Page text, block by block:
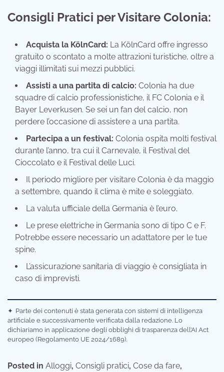
Consigli Pratici per Visitare Colonia:
Acquista la KölnCard: La KölnCard offre ingresso
gratuito o scontato a molte attrazioni turistiche, oltre a
viaggi illimitati sui mezzi pubblici.
Assisti a una partita di calcio: Colonia ha due
squadre di calcio professionistiche, il FC Colonia e il
Bayer Leverkusen. Se sei un fan del calcio, non
perdere l’occasione di assistere a una partita.
Partecipa a un festival: Colonia ospita molti festival
durante l’anno, tra cui il Carnevale, il Festival del
Cioccolato e il Festival delle Luci.
Il periodo migliore per visitare Colonia è da maggio
a settembre, quando il clima è mite e soleggiato.
La valuta ufficiale della Germania è l’euro.
Le prese elettriche in Germania sono di tipo C e F.
Potrebbe essere necessario un adattatore per le tue
spine.
L’assicurazione sanitaria di viaggio è consigliata in
caso di imprevisti.
✦ Parte dei contenuti è stata generata con sistemi di intelligenza
artificiale e successivamente verificata dalla redazione. Lo
dichiariamo in applicazione degli obblighi di trasparenza dell’AI Act
europeo (Regolamento UE 2024/1689).
Posted in Alloggi, Consigli pratici, Cose da fare,